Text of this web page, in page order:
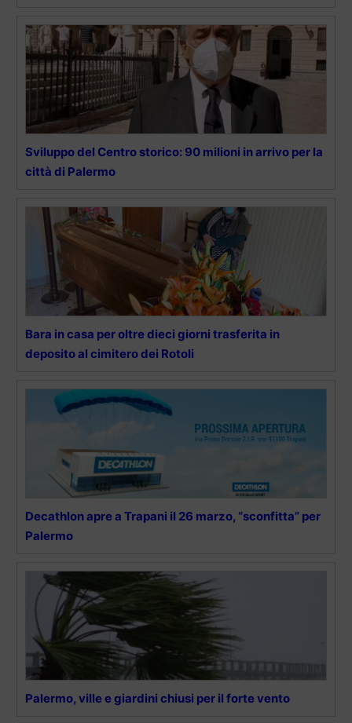
Sviluppo del Centro storico: 90 milioni in arrivo per la
città di Palermo
Bara in casa per oltre dieci giorni trasferita in
deposito al cimitero dei Rotoli
Decathlon apre a Trapani il 26 marzo, “sconfitta” per
Palermo
Palermo, ville e giardini chiusi per il forte vento